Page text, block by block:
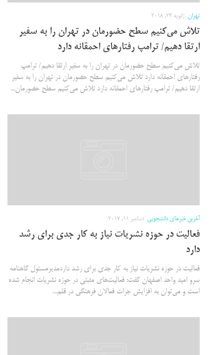
تهران ژانویه 24, 2018
تلاش می‌کنیم سطح حضورمان در تهران را به سفیر
ارتقا دهیم/ ترامپ رفتارهای احمقانه دارد
تلاش می‌کنیم سطح حضورمان در تهران را به سفیر ارتقا دهیم/ ترامپ
رفتارهای احمقانه دارد تلاش می‌کنیم سطح حضورمان در تهران را به سفیر
ارتقا دهیم/ ترامپ رفتارهای احمقانه دارد تلاش می‌کنیم سطح حضورمان...
آخرین خبرهای دانشجویی دسامبر 11, 2017
فعالیت در حوزه نشریات نیاز به کار جدی برای رشد
دارد
فعالیت در حوزه نشریات نیاز به کار جدی برای رشد داردمدیرمسئول گاهنامه
سرو امید واحد اصفهان گفت: فعالیت‌های مثبتی در حوزه نشریات انجام شده
است و می‌توان به افزایش جرات فعالان فرهنگی در قلم...